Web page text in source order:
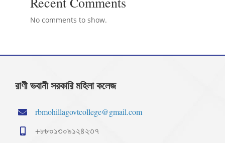
No comments to show.
রাণী ভবানী সরকারি মহিলা কলেজ
rbmohillagovtcollege@gmail.com
+৮৮০১৩০৯১২৪২৩৭